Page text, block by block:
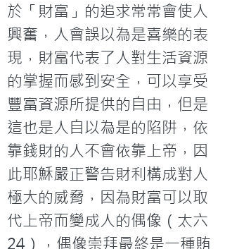
於「財富」的追求常常會使人
興奮，人會誤以為是喜樂的表
現，財富代表了人對生活資源
的掌握而感到安全，可以享受
豐富資源所提供的自由，但是
這也是人自以為是的陷阱，依
靠錢財的人不會依靠上帝，因
此耶穌嚴正警告財利構成對人
極大的威脅，因為財富可以取
代上帝而變成人的偶像（太六
24），偶像崇拜最終是一種賄